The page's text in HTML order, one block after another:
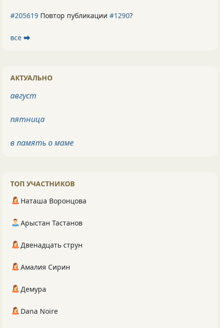
#205619 Повтор публикации #1290?
все ⮕
АКТУАЛЬНО
август
пятница
в память о маме
ТОП УЧАСТНИКОВ
Наташа Воронцова
Арыстан Тастанов
Двенадцать струн
Амалия Сирин
Демура
Dana Noire